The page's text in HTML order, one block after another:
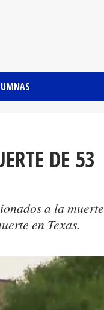
DE 53
a la muerte
en Texas.